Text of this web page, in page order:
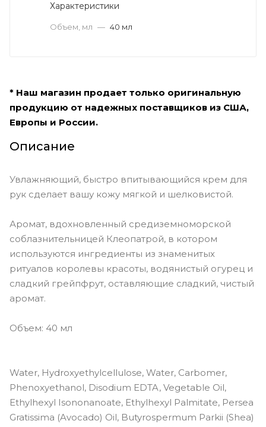
Характеристики
Объем, мл — 40 мл
* Наш магазин продает только оригинальную
продукцию от надежных поставщиков из США,
Европы и России.
Описание
Увлажняющий, быстро впитывающийся крем для
рук сделает вашу кожу мягкой и шелковистой.
Аромат, вдохновленный средиземноморской
соблазнительницей Клеопатрой, в котором
используются ингредиенты из знаменитых
ритуалов королевы красоты, водянистый огурец и
сладкий грейпфрут, оставляющие сладкий, чистый
аромат.
Объем: 40 мл
Water, Hydroxyethylcellulose, Water, Carbomer,
Phenoxyethanol, Disodium EDTA, Vegetable Oil,
Ethylhexyl Isononanoate, Ethylhexyl Palmitate, Persea
Gratissima (Avocado) Oil, Butyrospermum Parkii (Shea)